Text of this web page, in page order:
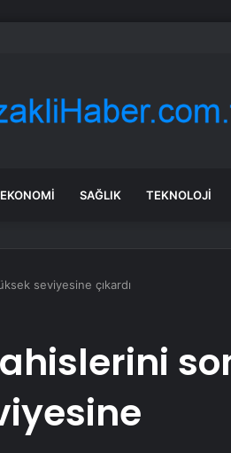
EKONOMI SAĞLIK TEKNOLOJI
seviyesine çıkardı